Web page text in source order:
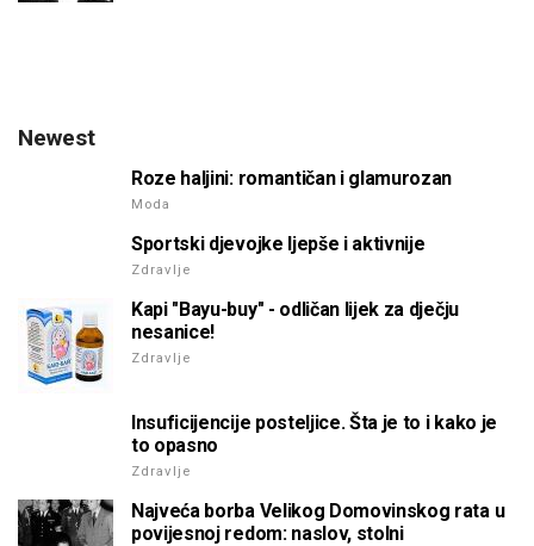
Newest
Roze haljini: romantičan i glamurozan
Moda
Sportski djevojke ljepše i aktivnije
Zdravlje
Kapi "Bayu-buy" - odličan lijek za dječju
nesanice!
Zdravlje
Insuficijencije posteljice. Šta je to i kako je
to opasno
Zdravlje
Najveća borba Velikog Domovinskog rata u
povijesnoj redom: naslov, stolni